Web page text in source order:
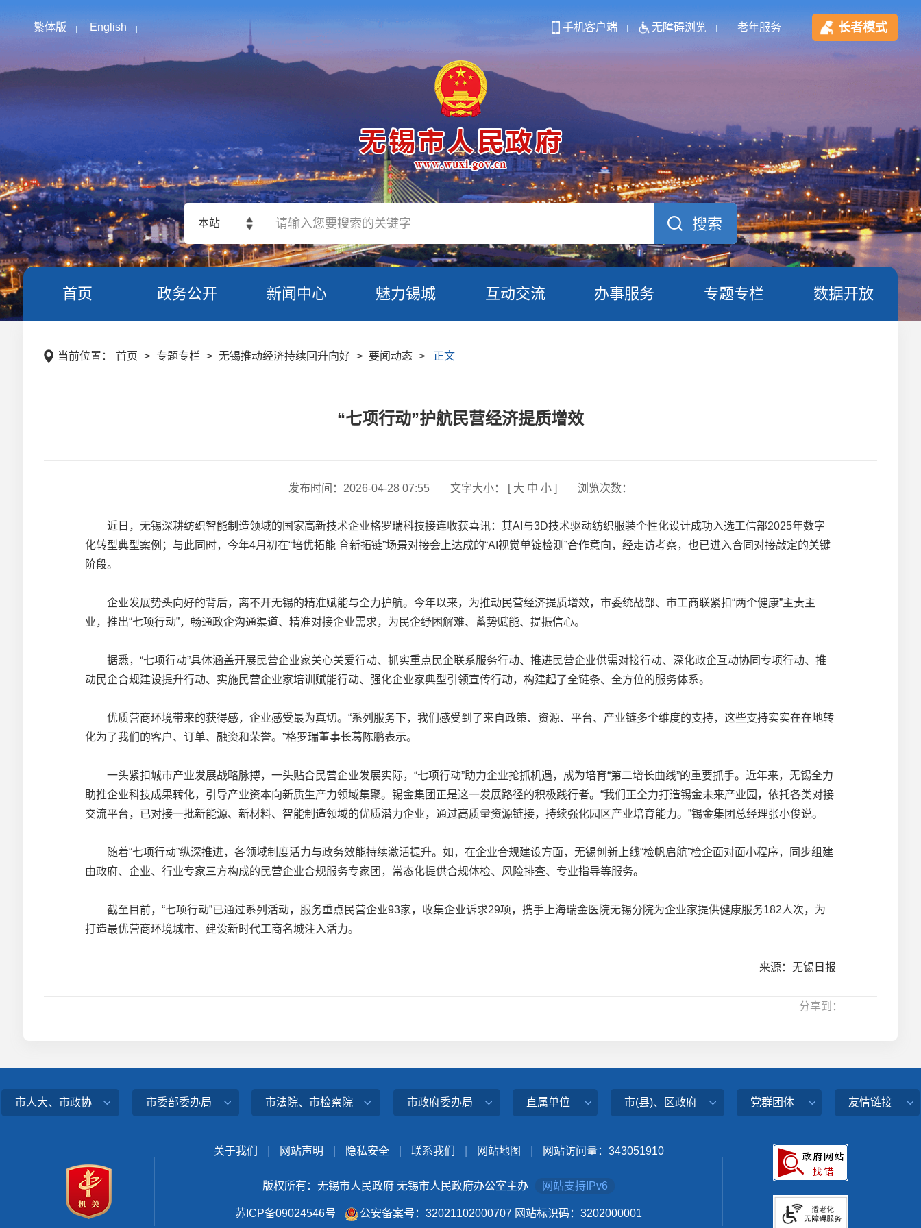
繁体版 English 手机客户端 无障碍浏览 老年服务 长者模式
本站
首页 政务公开 新闻中心 魅力锡城 互动交流 办事服务 专题专栏 数据开放
当前位置： 首页 > 专题专栏 > 无锡推动经济持续回升向好 > 要闻动态 > 正文
“七项行动”护航民营经济提质增效
发布时间： 2026-04-28 07:55 文字大小： [ 大 中 小] 浏览次数：
近日，无锡深耕纺织智能制造领域的国家高新技术企业格罗瑞科技接连收获喜讯：其AI与3D技术驱动纺织服装个性化设计成功入选工信部2025年数字
化转型典型案例；与此同时，今年4月初在“培优拓能 育新拓链”场景对接会上达成的“AI视觉单锭检测”合作意向，经走访考察，也已进入合同对接敲定的关键
阶段。
企业发展势头向好的背后，离不开无锡的精准赋能与全力护航。今年以来，为推动民营经济提质增效，市委统战部、市工商联紧扣“两个健康”主责主
业，推出“七项行动”，畅通政企沟通渠道、精准对接企业需求，为民企纾困解难、蓄势赋能、提振信心。
据悉，“七项行动”具体涵盖开展民营企业家关心关爱行动、抓实重点民企联系服务行动、推进民营企业供需对接行动、深化政企互动协同专项行动、推
动民企合规建设提升行动、实施民营企业家培训赋能行动、强化企业家典型引领宣传行动，构建起了全链条、全方位的服务体系。
优质营商环境带来的获得感，企业感受最为真切。“系列服务下，我们感受到了来自政策、资源、平台、产业链多个维度的支持，这些支持实实在在地转
化为了我们的客户、订单、融资和荣誉。”格罗瑞董事长葛陈鹏表示。
一头紧扣城市产业发展战略脉搏，一头贴合民营企业发展实际，“七项行动”助力企业抢抓机遇，成为培育“第二增长曲线”的重要抓手。近年来，无锡全力
助推企业科技成果转化，引导产业资本向新质生产力领域集聚。锡金集团正是这一发展路径的积极践行者。“我们正全力打造锡金未来产业园，依托各类对接
交流平台，已对接一批新能源、新材料、智能制造领域的优质潜力企业，通过高质量资源链接，持续强化园区产业培育能力。”锡金集团总经理张小俊说。
随着“七项行动”纵深推进，各领域制度活力与政务效能持续激活提升。如，在企业合规建设方面，无锡创新上线“检帆启航”检企面对面小程序，同步组建
由政府、企业、行业专家三方构成的民营企业合规服务专家团，常态化提供合规体检、风险排查、专业指导等服务。
截至目前，“七项行动”已通过系列活动，服务重点民营企业93家，收集企业诉求29项，携手上海瑞金医院无锡分院为企业家提供健康服务182人次，为
打造最优营商环境城市、建设新时代工商名城注入活力。
来源：无锡日报
分享到：
市人大、市政协 市委部委办局 市法院、市检察院 市政府委办局 直属单位 市(县)、区政府 党群团体 友情链接
关于我们 网站声明 隐私安全 联系我们 网站地图 网站访问量： 343051910
版权所有：无锡市人民政府 无锡市人民政府办公室主办 网站支持IPv6
苏ICP备09024546号 公安备案号：32021102000707 网站标识码：3202000001